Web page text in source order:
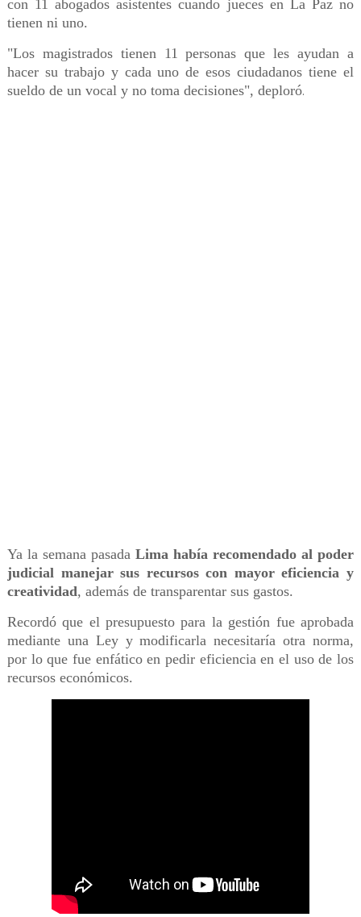
con 11 abogados asistentes cuando jueces en La Paz no
tienen ni uno.
"Los magistrados tienen 11 personas que les ayudan a
hacer su trabajo y cada uno de esos ciudadanos tiene el
sueldo de un vocal y no toma decisiones", deploró.
Ya la semana pasada Lima había recomendado al poder
judicial manejar sus recursos con mayor eficiencia y
creatividad, además de transparentar sus gastos.
Recordó que el presupuesto para la gestión fue aprobada
mediante una Ley y modificarla necesitaría otra norma,
por lo que fue enfático en pedir eficiencia en el uso de los
recursos económicos.